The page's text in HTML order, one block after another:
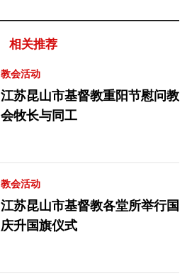
相关推荐
教会活动
江苏昆山市基督教重阳节慰问教
会牧长与同工
教会活动
江苏昆山市基督教各堂所举行国
庆升国旗仪式